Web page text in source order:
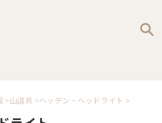
>山道具 >ヘッデン・ヘッドライト >